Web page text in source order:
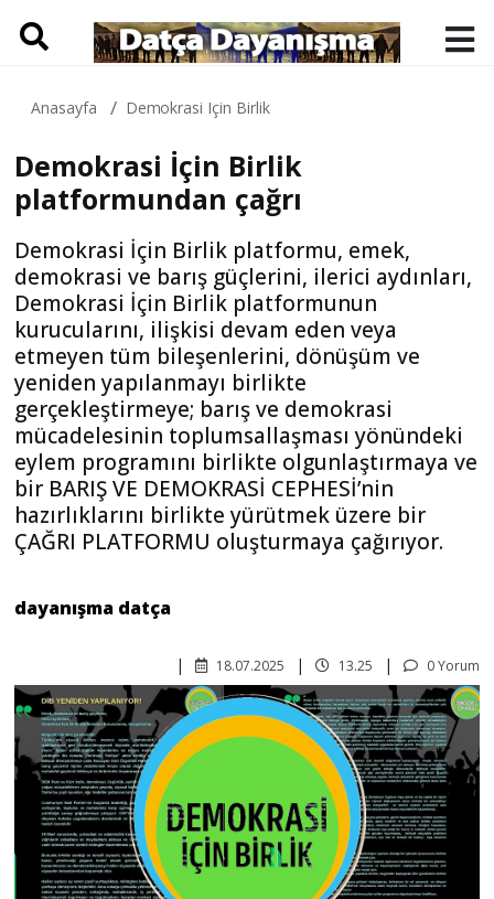
etkilemekte giderek daha fazla zorlanıyoruz.
Demokrasi Cephesi inşa etmek ve bu cephe ile rejimi
değiştirmek üzere birleşik bir mücadeleyi
yürütmektir. Bu mücadele, sandığı, seçmen
inisiyatifini ve temsili siyaset zeminlerini asla
küçümsemesek de; sandıkla ve temsili siyasetin
araçlarından ibaret seçeneklerle kazanılamaz.
Sorun şu ki, “cephe” adım adım örülecek yanyana
gelişlerin, güçlü dayanışmaların, birlikte koordine
edilen birleşik mücadele deneyimlerinin, ortak, geniş
katılımlı ve ardı ardına birlikte yürütülen
kampanyaların; halka birlikte hesap vermelerin,
birbirinin arkasını kollama, eksiğini karşılama,
birbirini sahiplenme ve empati reflekslerinin
birikerek inşa ettiği bir süreç ve iradedir.
hedefini gözden kaçırmadan, birleşik mücadele
örgütlerken, işin bizi ve birleşik bir iradeyi inşa
etmesini gözeten adımlar atmaktır.
Demokrasi İçin Birlik
- Barışın demokrasinin, özgürlük ve çoğulculuğun
egemen olacağı bir gelecek tasavvurunu birlikte
üretmek ve üretmiş olduklarımızı güncellemek
için;